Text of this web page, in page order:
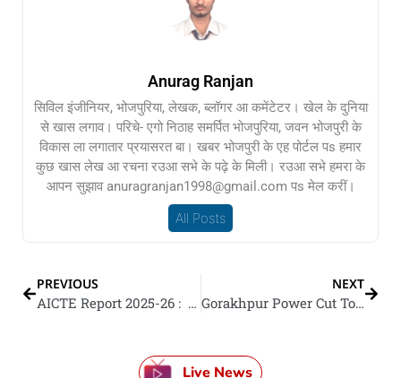
Anurag Ranjan
सिविल इंजीनियर, भोजपुरिया, लेखक, ब्लॉगर आ कमेंटेटर। खेल के दुनिया
से खास लगाव। परिचे- एगो निठाह समर्पित भोजपुरिया, जवन भोजपुरी के
विकास ला लगातार प्रयासरत बा। खबर भोजपुरी के एह पोर्टल पs हमार
कुछ खास लेख आ रचना रउआ सभे के पढ़े के मिली। रउआ सभे हमरा के
आपन सुझाव anuragranjan1998@gmail.com पs मेल करीं।
All Posts
PREVIOUS
AICTE Report 2025-26 : देसभर में 58 गो इंजीनियरिंग कॉलेज भइल बंद, यूपी आ महाराष्ट्र सबसे ऊपर, देखीं राज्यवार लिस्ट
NEXT
Gorakhpur Power Cut Today : आज गोरखपुर के कइयन गो इलाकन में बिजली रही बाधित, जानीं कवन-कवन फीडर पs पड़ी असर
Live News